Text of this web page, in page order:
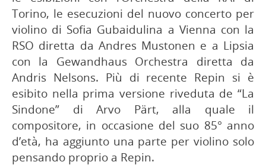
Torino, le esecuzioni del nuovo concerto per
violino di Sofia Gubaidulina a Vienna con la
RSO diretta da Andres Mustonen e a Lipsia
con la Gewandhaus Orchestra diretta da
Andris Nelsons. Più di recente Repin si è
esibito nella prima versione riveduta de “La
Sindone” di Arvo Pärt, alla quale il
compositore, in occasione del suo 85° anno
d’età, ha aggiunto una parte per violino solo
pensando proprio a Repin.